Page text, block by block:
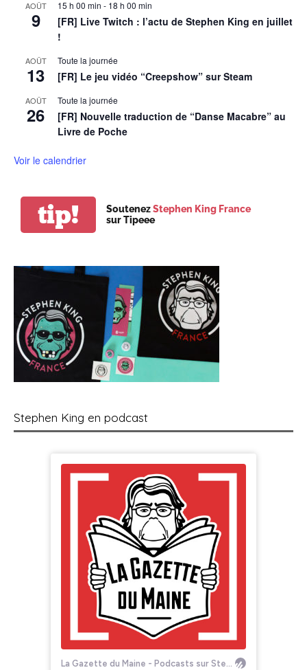
AOÛT
9
15 h 00 min - 18 h 00 min
[FR] Live Twitch : l’actu de Stephen King en juillet
!
AOÛT
13
Toute la journée
[FR] Le jeu vidéo “Creepshow” sur Steam
AOÛT
26
Toute la journée
[FR] Nouvelle traduction de “Danse Macabre” au
Livre de Poche
Voir le calendrier
tip! SoutenezStephen King France
sur Tipeee
Stephen King en podcast